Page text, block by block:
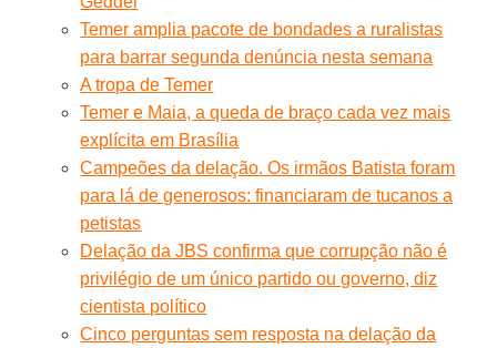
Temer amplia pacote de bondades a ruralistas
para barrar segunda denúncia nesta semana
A tropa de Temer
Temer e Maia, a queda de braço cada vez mais
explícita em Brasília
Campeões da delação. Os irmãos Batista foram
para lá de generosos: financiaram de tucanos a
petistas
Delação da JBS confirma que corrupção não é
privilégio de um único partido ou governo, diz
cientista político
Cinco perguntas sem resposta na delação da